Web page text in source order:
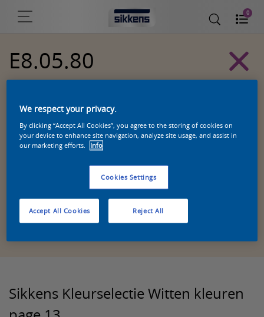
0
E8.05.80
Zoek een product in deze kleur
Sikkens Kleurselectie Witten kleuren
We respect your privacy.
By clicking “Accept All Cookies”, you agree to the storing of cookies on
your device to enhance site navigation, analyze site usage, and assist in
our marketing efforts.
Info
Cookies Settings
Reject All
Accept All Cookies